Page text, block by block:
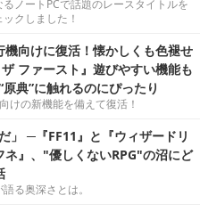
ノートPCで話題のレースタイトルを
クしました！
機向けに復活！懐かしくも色褪せ
ファースト』遊びやすい機能も
典”に触れるのにぴったり
けの新機能を備えて復活！
」 ─『FF11』と『ウィザードリ
ネ』、"優しくないRPG"の沼にど
る奥深さとは。